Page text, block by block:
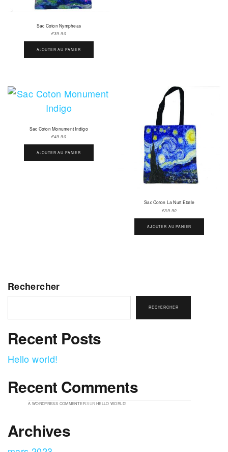
Sac Coton Nympheas
€39.90
AJOUTER AU PANIER
Sac Coton Monument Indigo
€49.90
AJOUTER AU PANIER
Sac Coton La Nuit Etoile
€39.90
AJOUTER AU PANIER
Rechercher
RECHERCHER
Recent Posts
Hello world!
Recent Comments
A WORDPRESS COMMENTERSUR HELLO WORLD!
Archives